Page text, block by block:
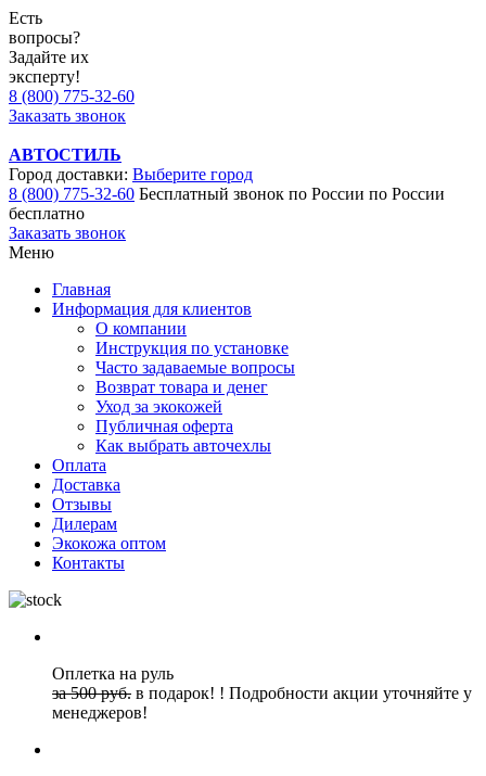
Есть
вопросы?
Задайте их
эксперту!
8 (800) 775-32-60
Заказать звонок
АВТОСТИЛЬ
Город доставки: Выберите город
8 (800) 775-32-60 Бесплатный звонок по России по России
бесплатно
Заказать звонок
Меню
Главная
Информация для клиентов
О компании
Инструкция по установке
Часто задаваемые вопросы
Возврат товара и денег
Уход за экокожей
Публичная оферта
Как выбрать авточехлы
Оплата
Доставка
Отзывы
Дилерам
Экокожа оптом
Контакты
Оплетка на руль
за 500 руб. в подарок! ! Подробности акции уточняйте у
менеджеров!